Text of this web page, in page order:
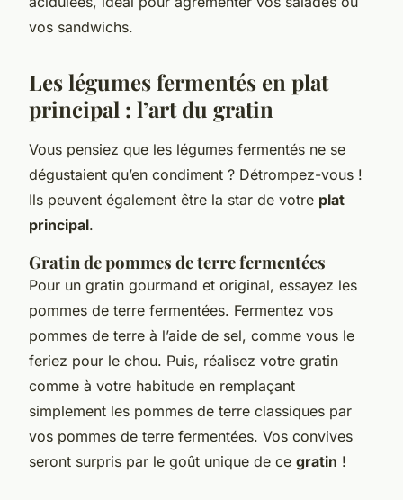
vos sandwichs.
Les légumes fermentés en plat
principal : l’art du gratin
Vous pensiez que les légumes fermentés ne se
dégustaient qu’en condiment ? Détrompez-vous !
Ils peuvent également être la star de votre plat
principal.
Gratin de pommes de terre fermentées
Pour un gratin gourmand et original, essayez les
pommes de terre fermentées. Fermentez vos
pommes de terre à l’aide de sel, comme vous le
feriez pour le chou. Puis, réalisez votre gratin
comme à votre habitude en remplaçant
simplement les pommes de terre classiques par
vos pommes de terre fermentées. Vos convives
seront surpris par le goût unique de ce gratin !